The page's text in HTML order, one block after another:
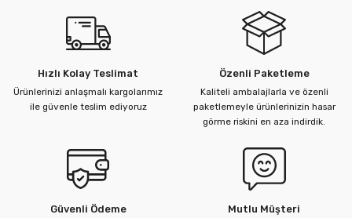
Hızlı Kolay Teslimat
Ürünlerinizi anlaşmalı kargolarımız
ile güvenle teslim ediyoruz
Özenli Paketleme
Kaliteli ambalajlarla ve özenli
paketlemeyle ürünlerinizin hasar
görme riskini en aza indirdik.
Güvenli Ödeme Mutlu Müşteri